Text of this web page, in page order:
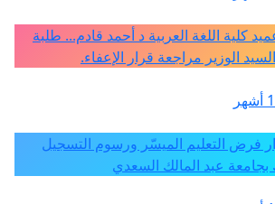
كلية اللغة العربية د أحمد قادم... طلبة
الوزير مراجعة قرار الإعفاء.
فرض التعليم الميسّر ورسوم التسجيل
عبد المالك السعدي